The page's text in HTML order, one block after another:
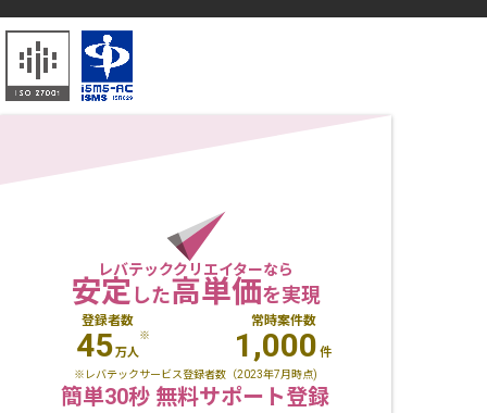
レバテッククリエイターなら
安定した高単価を実現
登録者数
45万人
※
常時案件数
1,000 件
※レバテックサービス登録者数（2023年7月時点)
簡単30秒 無料サポート登録